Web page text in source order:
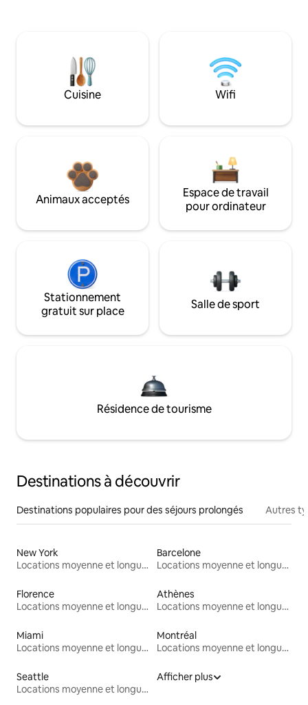
Cuisine Wifi
Animaux acceptés
Espace de travail
pour ordinateur
Stationnement
gratuit sur place
Salle de sport
Résidence de tourisme
Destinations à découvrir
Destinations populaires pour des séjours prolongés Autres
New York
Locations moyenne et longue durée
Barcelone
Locations moyenne et longue durée
Florence
Locations moyenne et longue durée
Athènes
Locations moyenne et longue durée
Miami
Locations moyenne et longue durée
Montréal
Locations moyenne et longue durée
Seattle
Locations moyenne et longue durée
Afficher plus